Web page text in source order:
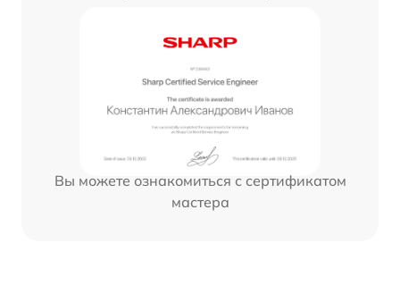
Вы можете ознакомиться с сертификатом
мастера